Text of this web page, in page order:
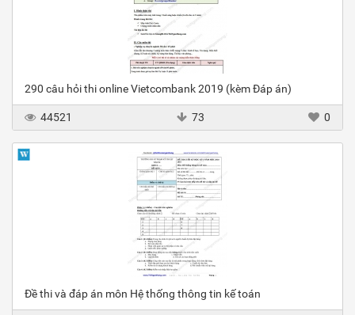
290 câu hỏi thi online Vietcombank 2019 (kèm Đáp án)
44521 73 0
Đề thi và đáp án môn Hệ thống thông tin kế toán